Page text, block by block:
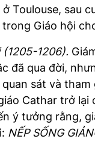
Toulouse, sau
trong Giáo hội
1206).
đã qua đời,
sát và
Cathar trở
ý tưởng rằng,
NẾP SỐNG